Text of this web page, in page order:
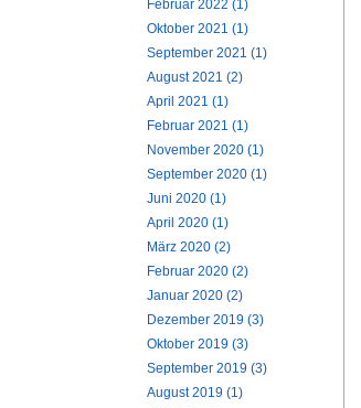
Februar 2022 (1)
Oktober 2021 (1)
September 2021 (1)
August 2021 (2)
April 2021 (1)
Februar 2021 (1)
November 2020 (1)
September 2020 (1)
Juni 2020 (1)
April 2020 (1)
März 2020 (2)
Februar 2020 (2)
Januar 2020 (2)
Dezember 2019 (3)
Oktober 2019 (3)
September 2019 (3)
August 2019 (1)